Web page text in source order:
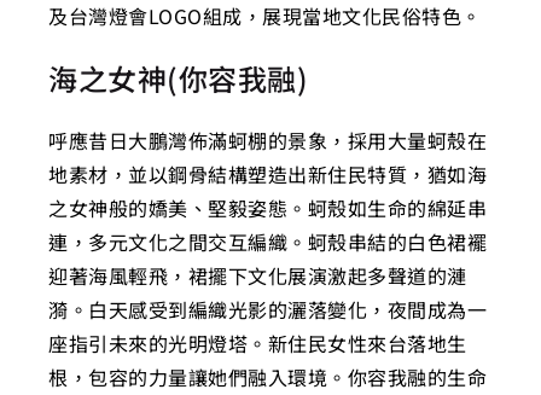
及台灣燈會LOGO組成，展現當地文化民俗特色。
海之女神(你容我融)
呼應昔日大鵬灣佈滿蚵棚的景象，採用大量蚵殼在
地素材，並以鋼骨結構塑造出新住民特質，猶如海
之女神般的嬌美、堅毅姿態。蚵殼如生命的綿延串
連，多元文化之間交互編織。蚵殼串結的白色裙襬
迎著海風輕飛，裙擺下文化展演激起多聲道的漣
漪。白天感受到編織光影的灑落變化，夜間成為一
座指引未來的光明燈塔。新住民女性來台落地生
根，包容的力量讓她們融入環境。你容我融的生命